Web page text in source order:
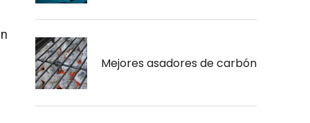
Mejores asadores de carbón